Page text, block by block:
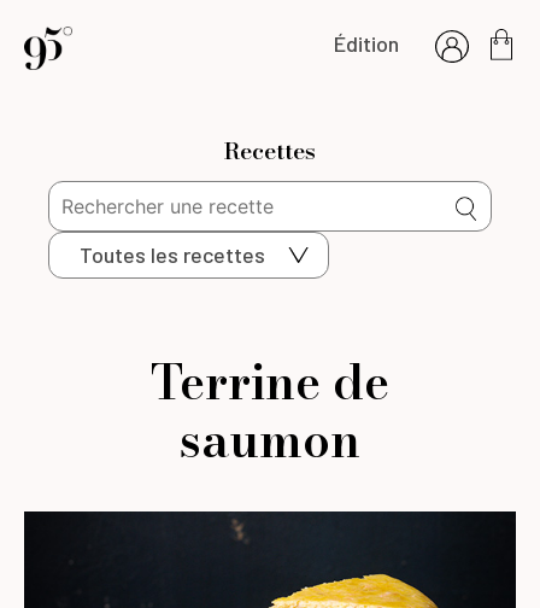
Édition
Recettes
Toutes les recettes
Terrine de
saumon